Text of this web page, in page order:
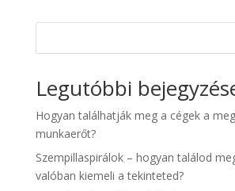
Legutóbbi
Hogyan találhatják meg a cégek a
munkaerőt?
Szempillaspirálok – hogyan találod
valóban kiemeli a tekinteted?